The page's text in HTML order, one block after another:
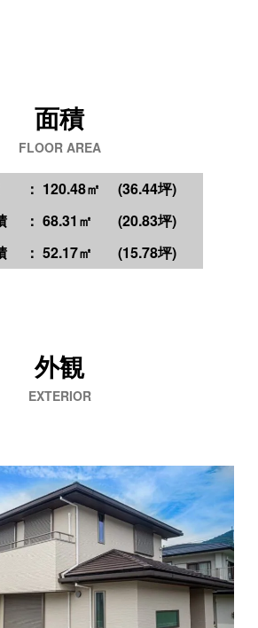
面積
FLOOR AREA
： 120.48㎡
(36.44坪)
： 68.31㎡
(20.83坪)
： 52.17㎡ (15.78坪)
外観
EXTERIOR